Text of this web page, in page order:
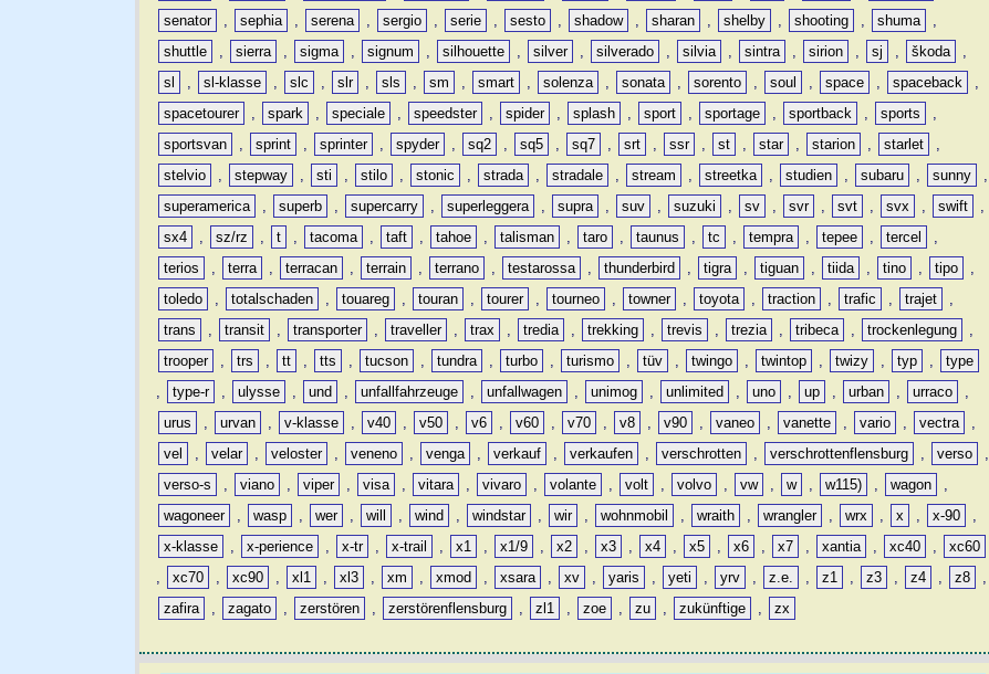
senator
, sephia , serena , sergio , serie , sesto , shadow , sharan , shelby , shooting , shuma
,
shuttle
, sierra , sigma , signum , silhouette , silver , silverado , silvia , sintra , sirion , sj , škoda
,
sl
, sl-klasse , slc , slr , sls , sm , smart , solenza , sonata , sorento , soul , space , spaceback
,
spacetourer
, spark , speciale , speedster , spider , splash , sport , sportage , sportback , sports
,
sportsvan
, sprint , sprinter , spyder , sq2 , sq5 , sq7 , srt , ssr , st , star , starion , starlet
,
stelvio
, stepway , sti , stilo , stonic , strada , stradale , stream , streetka , studien , subaru , sunny
,
superamerica
, superb , supercarry , superleggera , supra , suv , suzuki , sv , svr , svt , svx , swift
,
sx4
, sz/rz , t , tacoma , taft , tahoe , talisman , taro , taunus , tc , tempra , tepee , tercel
,
terios
, terra , terracan , terrain , terrano , testarossa , thunderbird , tigra , tiguan , tiida , tino , tipo
,
toledo
, totalschaden , touareg , touran , tourer , tourneo , towner , toyota , traction , trafic , trajet
,
trans
, transit , transporter , traveller , trax , tredia , trekking , trevis , trezia , tribeca , trockenlegung
,
trooper
, trs , tt , tts , tucson , tundra , turbo , turismo , tüv , twingo , twintop , twizy , typ ,
type
,
type-r , ulysse , und , unfallfahrzeuge , unfallwagen , unimog , unlimited , uno , up , urban , urraco
,
urus
, urvan , v-klasse , v40 , v50 , v6 , v60 , v70 , v8 , v90 , vaneo , vanette , vario , vectra
,
vel
, velar , veloster , veneno , venga , verkauf , verkaufen , verschrotten , verschrottenflensburg , verso
,
verso-s
, viano , viper , visa , vitara , vivaro , volante , volt , volvo , vw , w , w115) , wagon
,
wagoneer
, wasp , wer , will , wind , windstar , wir , wohnmobil , wraith , wrangler , wrx , x , x-90
,
x-klasse
, x-perience , x-tr , x-trail , x1 , x1/9 , x2 , x3 , x4 , x5 , x6 , x7 , xantia , xc40 ,
xc60
,
xc70 , xc90 , xl1 , xl3 , xm , xmod , xsara , xv , yaris , yeti , yrv , z.e. , z1 , z3 , z4 , z8
,
zafira
, zagato , zerstören , zerstörenflensburg , zl1 , zoe , zu , zukünftige , zx